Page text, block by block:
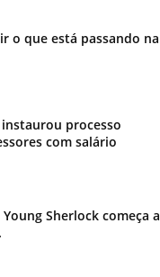
o que está passando na
processo
com salário
Sherlock começa a